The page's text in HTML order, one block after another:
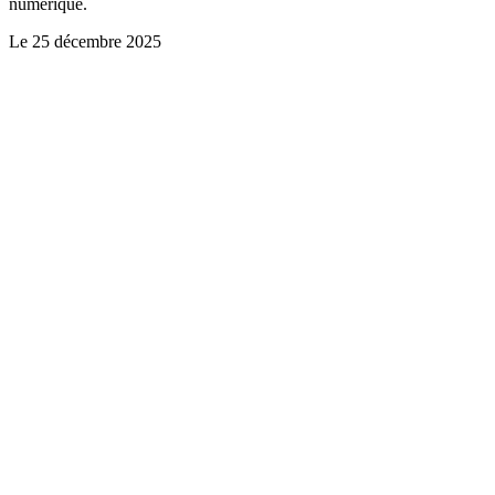
Le 25 décembre 2025